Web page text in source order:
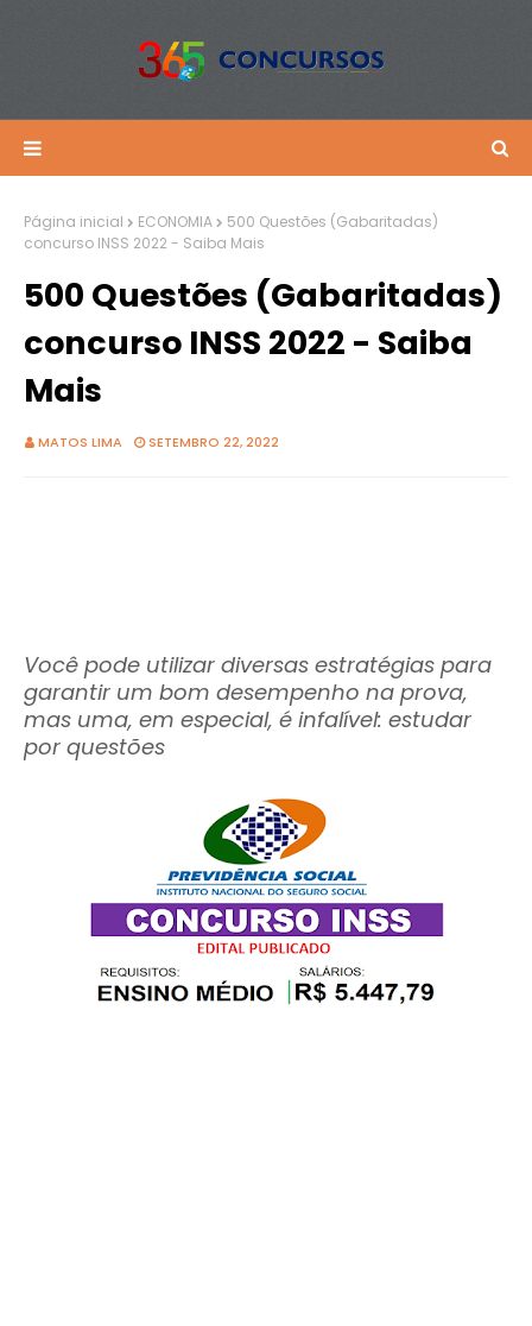
Página inicial ECONOMIA
500 Questões (Gabaritadas)
concurso INSS 2022 - Saiba Mais
500 Questões (Gabaritadas)
concurso INSS 2022 - Saiba
Mais
MATOS LIMA SETEMBRO 22, 2022
Você pode utilizar diversas estratégias para
garantir um bom desempenho na prova,
mas uma, em especial, é infalível: estudar
por questões